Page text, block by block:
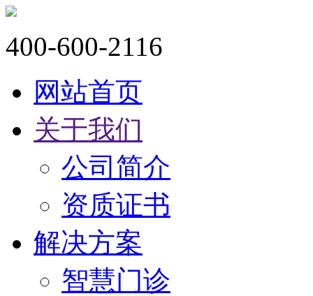
400-600-2116
网站首页
关于我们
公司简介
资质证书
解决方案
智慧门诊